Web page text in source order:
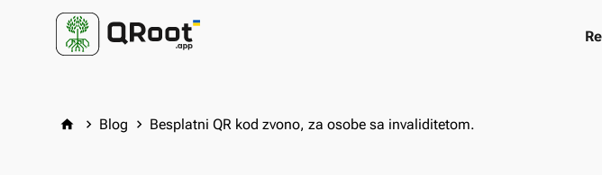
home keyboard_arrow_right Blog keyboard_arrow_right Besplatni QR kod zvono, za osobe sa invaliditetom.